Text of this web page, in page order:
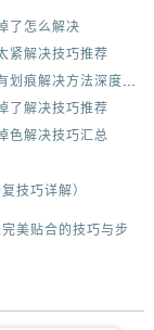
了怎么解决
紧解决技巧推荐
积家腕表外观有划痕解决方法深度解析
了解决技巧推荐
色解决技巧汇总
技巧详解）
美贴合的技巧与步